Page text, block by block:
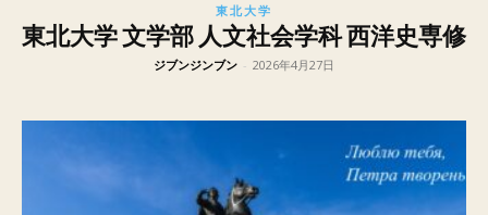
東北大学
東北大学 文学部 人文社会学科 西洋史専修
ジブンジンブン - 2026年4月27日